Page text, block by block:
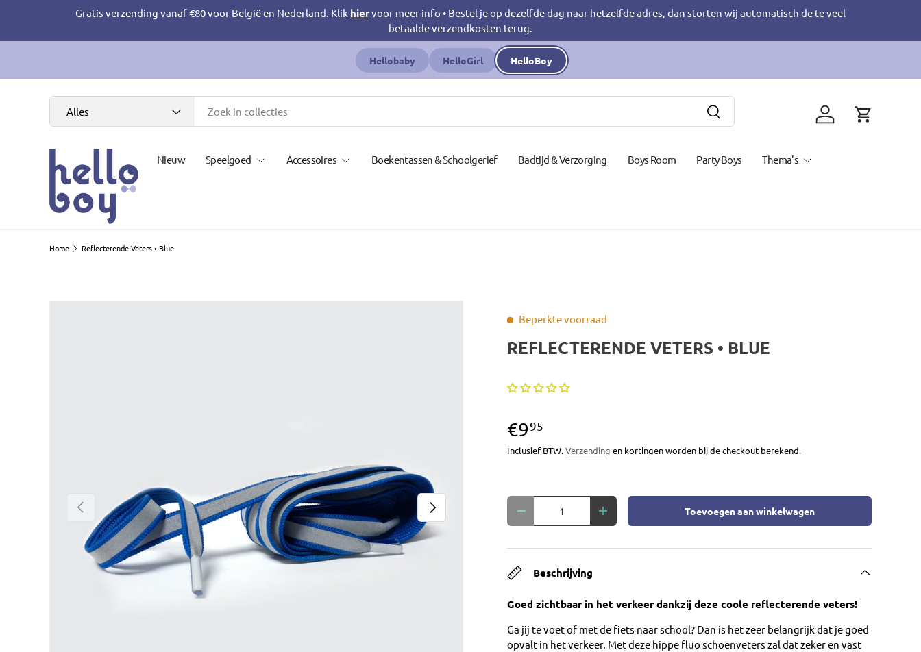
Gratis verzending vanaf €80 voor België en Nederland. Klik hiervoor meer info • Bestel je op dezelfde dag naar hetzelfde adres, dan storten wij automatisch de te veel
betaalde verzendkosten terug.
Hellobaby HelloGirl HelloBoy
Alles Zoeken
Inloggen
Nieuw Speelgoed Accessoires Boekentassen & Schoolgerief Badtijd & Verzorging Boys Room Party Boys Thema's
Home Reflecterende Veters • Blue
Vorige Volgende
Beperkte voorraad
REFLECTERENDE VETERS • BLUE
€995
Inclusief BTW.Verzending en kortingen worden bij de checkout berekend.
Aantal
Verlaag de hoeveelheidVerhoog de hoeveelheidToevoegen aan winkelwagen
Beschrijving
Goed zichtbaar in het verkeer dankzij deze coole reflecterende veters!
Ga jij te voet of met de fiets naar school? Dan is het zeer belangrijk dat je goed
opvalt in het verkeer. Met deze hippe fluo schoenveters zal dat zeker en vast